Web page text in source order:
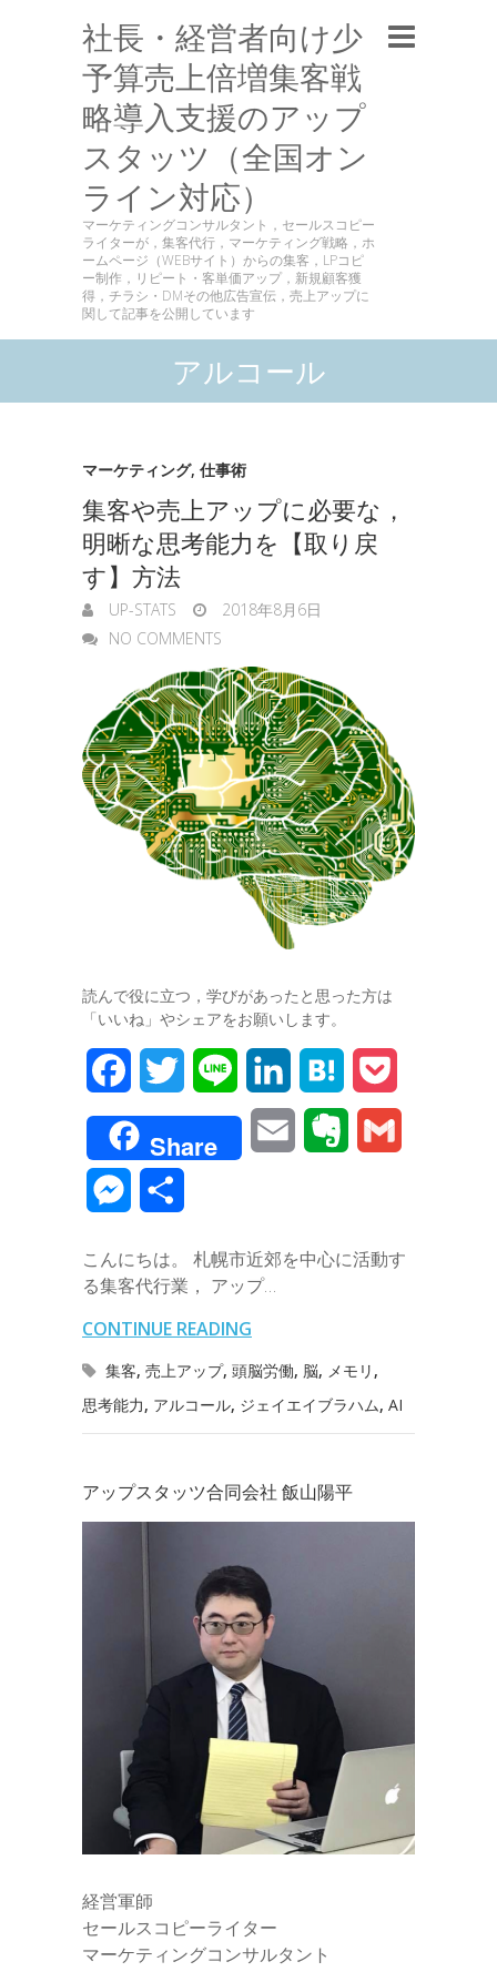
社長・経営者向け少
予算売上倍増集客戦
略導入支援のアップ
スタッツ（全国オン
ライン対応）
マーケティングコンサルタント，セールスコピー
ライターが，集客代行，マーケティング戦略，ホ
ームページ（WEBサイト）からの集客，LPコピ
ー制作，リピート・客単価アップ，新規顧客獲
得，チラシ・DMその他広告宣伝，売上アップに
関して記事を公開しています
アルコール
マーケティング, 仕事術
集客や売上アップに必要な，
明晰な思考能力を【取り戻
す】方法
UP-STATS
2018年8月6日
NO COMMENTS
読んで役に立つ，学びがあったと思った方は
「いいね」やシェアをお願いします。
a
c
e
b
o
o
k
w
i
e
r
i
n
i
n
n
a
t
o
c
e
Share
i
r
t
e
i
s
s
e
n
e
こんにちは。 札幌市近郊を中心に活動す
る集客代行業， アップ…
CONTINUE READING
集客, 売上アップ, 頭脳労働, 脳, メモリ ,
思考能力, アルコール, ジェイエイブラハム, AI
アップスタッツ合同会社 飯山陽平
経営軍師
セールスコピーライター
マーケティングコンサルタント